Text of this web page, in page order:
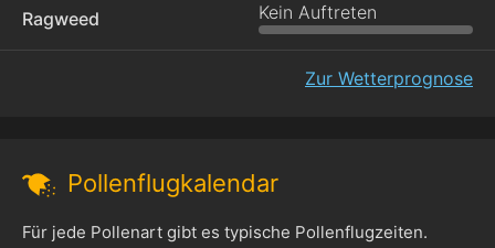
Ragweed Kein Auftreten
Zur Wetterprognose
Pollenflugkalendar
Für jede Pollenart gibt es typische Pollenflugzeiten.